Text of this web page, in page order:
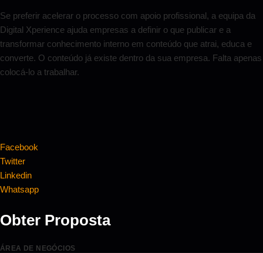
Se preferir acelerar o processo com apoio profissional, a equipa da
Digital Xperience ajuda empresas a definir o que publicar e a
transformar conhecimento interno em conteúdo que atrai, educa e
converte. O conteúdo já existe dentro da sua empresa. Falta apenas
colocá-lo a trabalhar.
Facebook
Twitter
Linkedin
Whatsapp
Obter Proposta
ÁREA DE NEGÓCIOS